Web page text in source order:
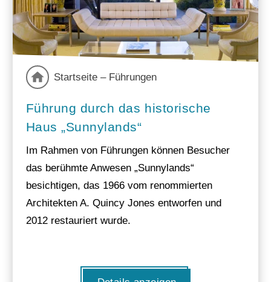
Startseite – Führungen
Führung durch das historische
Haus „Sunnylands“
Im Rahmen von Führungen können Besucher
das berühmte Anwesen „Sunnylands“
besichtigen, das 1966 vom renommierten
Architekten A. Quincy Jones entworfen und
2012 restauriert wurde.